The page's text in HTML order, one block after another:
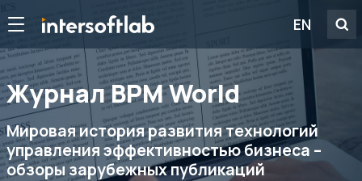
EN
Журнал ВРМ World
Мировая история развития технологий
управления эффективностью бизнеса –
обзоры зарубежных публикаций